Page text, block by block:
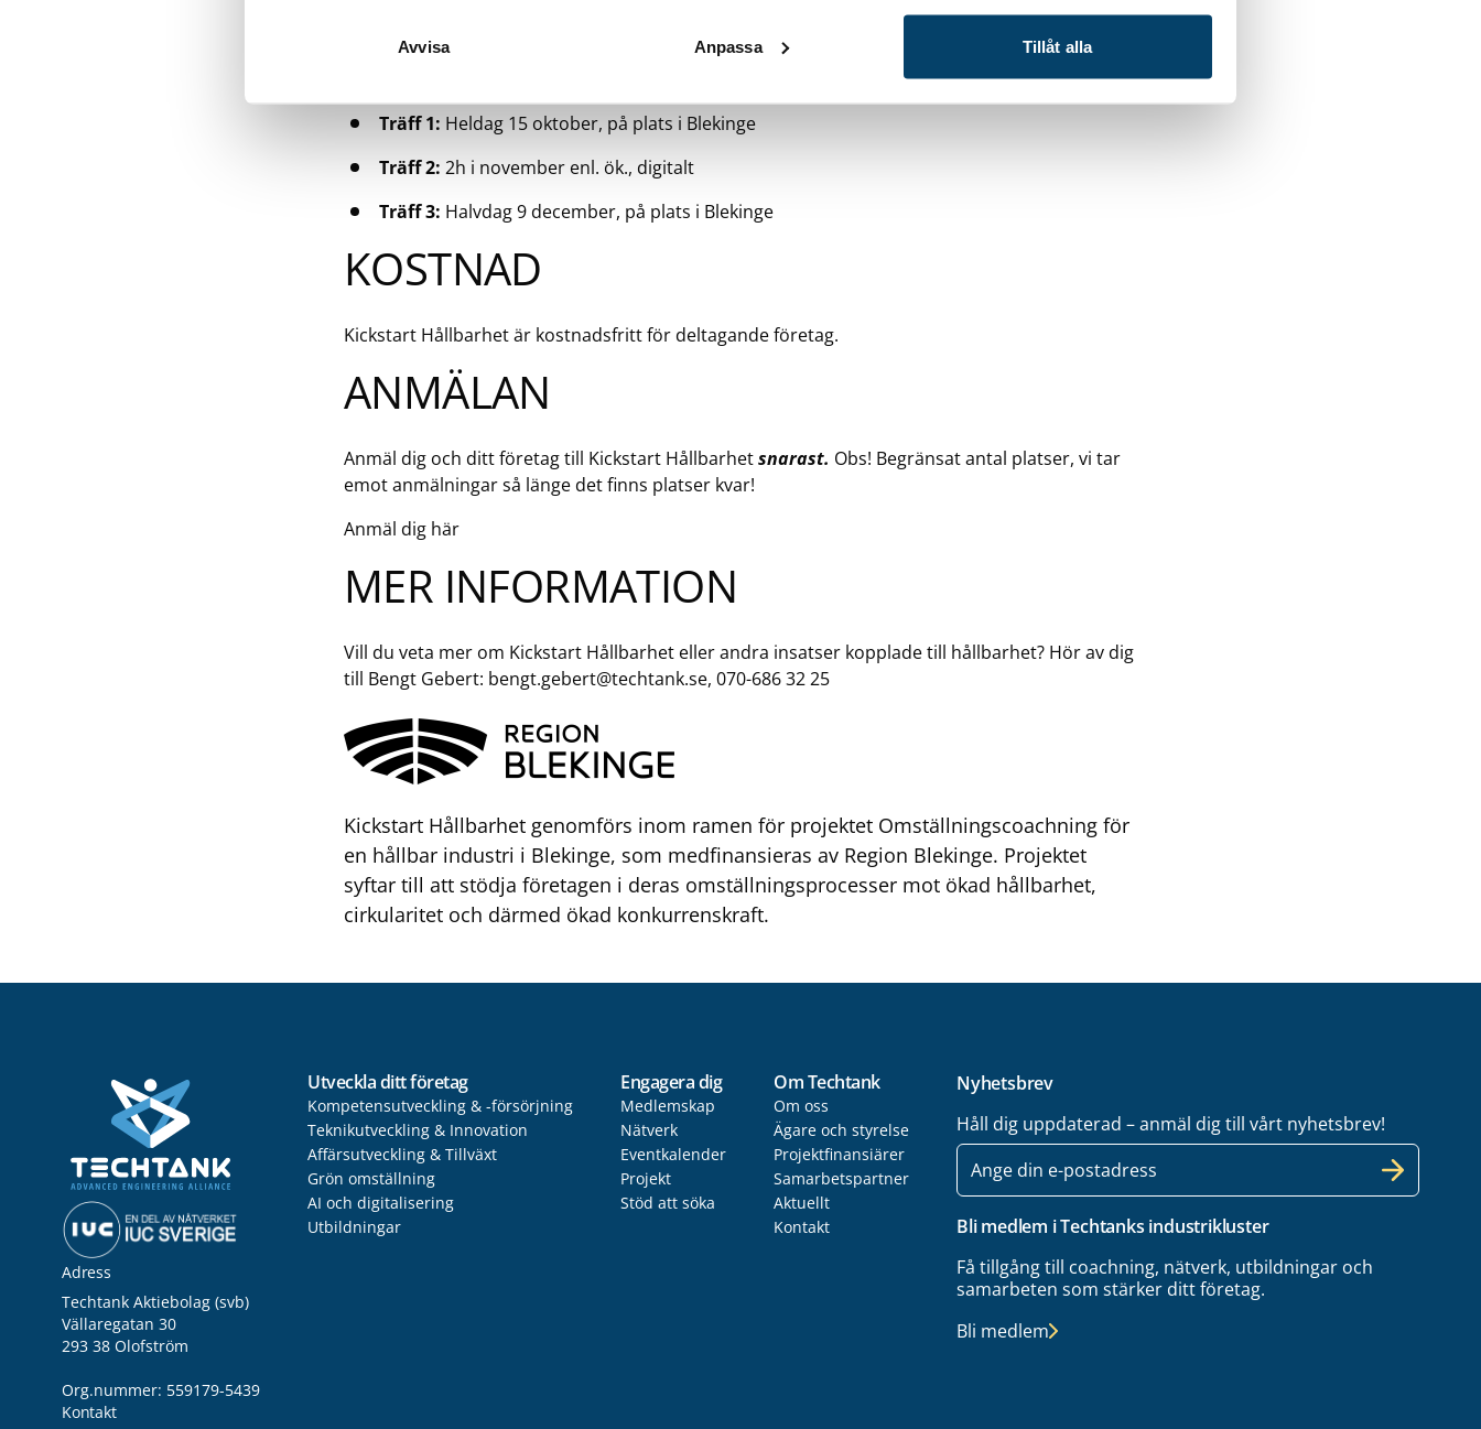
Avvisa Anpassa Tillåt alla
TID & PLATS
Träff 1: Heldag 15 oktober, på plats i Blekinge
Träff 2: 2h i november enl. ök., digitalt
Träff 3: Halvdag 9 december, på plats i Blekinge
KOSTNAD
Kickstart Hållbarhet är kostnadsfritt för deltagande företag.
ANMÄLAN
Anmäl dig och ditt företag till Kickstart Hållbarhetsnarast. Obs! Begränsat antal platser, vi tar
emot anmälningar så länge det finns platser kvar!
Anmäl dig här
MER INFORMATION
Vill du veta mer om Kickstart Hållbarhet eller andra insatser kopplade till hållbarhet? Hör av dig
till Bengt Gebert: bengt.gebert@techtank.se, 070-686 32 25
Kickstart Hållbarhet genomförs inom ramen för projektet Omställningscoachning för
en hållbar industri i Blekinge, som medfinansieras av Region Blekinge. Projektet
syftar till att stödja företagen i deras omställningsprocesser mot ökad hållbarhet,
cirkularitet och därmed ökad konkurrenskraft.
Adress
Techtank Aktiebolag (svb)
Vällaregatan 30
293 38 Olofström
Org.nummer: 559179-5439
Kontakt
Utveckla ditt företag
Kompetensutveckling & -försörjning
Teknikutveckling & Innovation
Affärsutveckling & Tillväxt
Grön omställning
AI och digitalisering
Utbildningar
Engagera dig
Medlemskap
Nätverk
Eventkalender
Projekt
Stöd att söka
Om Techtank
Om oss
Ägare och styrelse
Projektfinansiärer
Samarbetspartner
Aktuellt
Kontakt
Nyhetsbrev
Håll dig uppdaterad – anmäl dig till vårt nyhetsbrev!
E-
post
Bli medlem i Techtanks industrikluster
Få tillgång till coachning, nätverk, utbildningar och
samarbeten som stärker ditt företag.
Bli medlem